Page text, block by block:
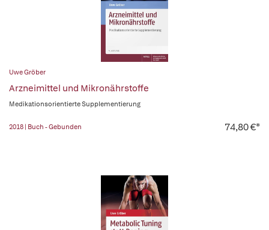
Uwe Gröber
Arzneimittel und Mikronährstoffe
Medikationsorientierte Supplementierung
2018 | Buch - Gebunden 74,80 €*